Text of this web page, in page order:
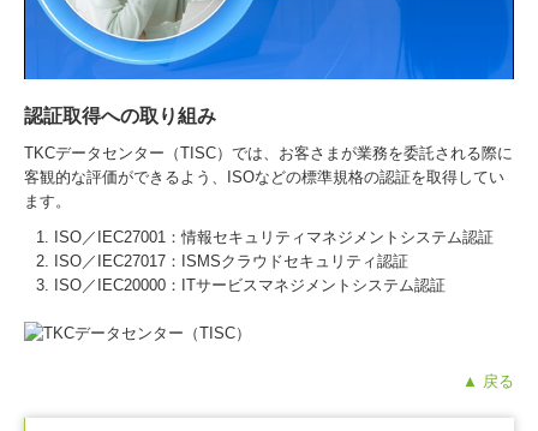
認証取得への取り組み
TKCデータセンター（TISC）では、お客さまが業務を委託される際に
客観的な評価ができるよう、ISOなどの標準規格の認証を取得してい
ます。
ISO／IEC27001：情報セキュリティマネジメントシステム認証
ISO／IEC27017：ISMSクラウドセキュリティ認証
ISO／IEC20000：ITサービスマネジメントシステム認証
▲ 戻る